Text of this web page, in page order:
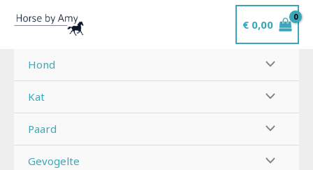
naar
inhoud
€0,00
Hond
Kat
Paard
Gevogelte